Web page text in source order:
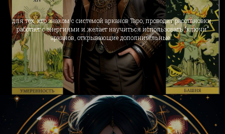
для тех, кто знаком с системой арканов Таро, проводит расстановки,
работает с энергиями и желает научиться использовать “ключи”
арканов, открывающие дополнительные...